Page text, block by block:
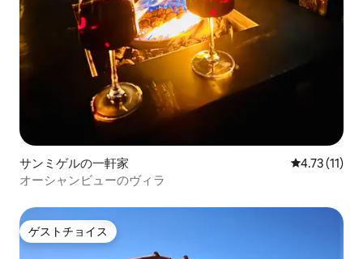
サンミゲルの一軒家 レビュー11
4.73 (11)
オーシャンビューのヴィラ
ゲストチョイス
ゲストチョイス